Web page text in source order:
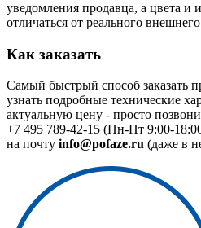
уведомления продавца, а цвета и
отличаться от реального
Как заказать
Самый быстрый способ заказать
узнать подробные технические
актуальную цену - просто
+7 495 789-42-15 (Пн-Пт 9:00-
на почту info@pofaze.ru (даже в